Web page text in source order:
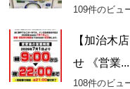
109件のビュ
【加治木
せ 《営業...
108件のビュ